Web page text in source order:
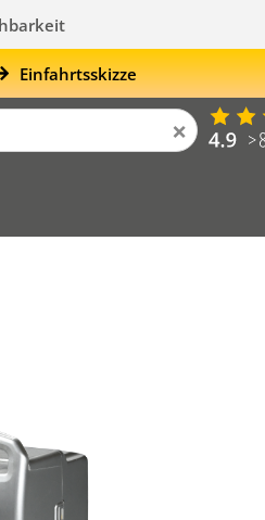
Einfahrtsskizze
×